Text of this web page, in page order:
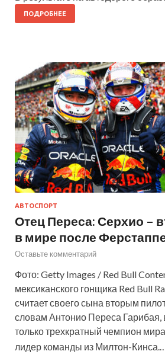
ПОДРОБНЕЕ
АВТОСПОРТ
Отец Переса: Серхио –
в мире после
Оставьте комментарий
Фото: Getty Images / Red Bull
мексиканского гонщика Red Bull
считает своего сына вторым
словам Антонио Переса Гарибая,
только трехкратный чемпион
лидер команды из Милтон-